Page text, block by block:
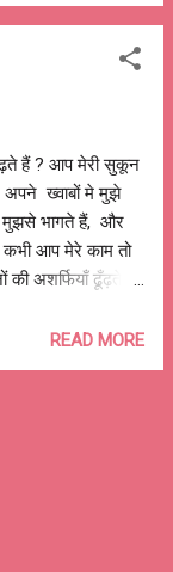
ही थका हुआ, या चाह
में आज भी, अभी तक
Jhureley --o Re
हैं ? आप मेरी सुकून
ख्वाबों मे मुझे
मुझसे भागते हैं, और
आप मेरे काम तो
की अशर्फियाँ ढूँढ़ते हैं
दुनिया से लड़ने
हैं ओ रे कबीरा !
READ MORE